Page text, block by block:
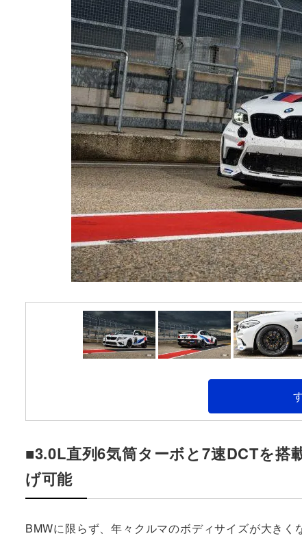
■3.0L直列6気筒ターボと7速DCTを搭
げ可能
BMWに限らず、年々クルマのボディサイズが大き